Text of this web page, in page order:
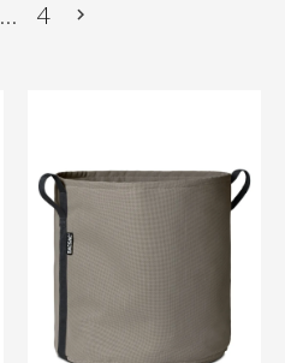
… 4